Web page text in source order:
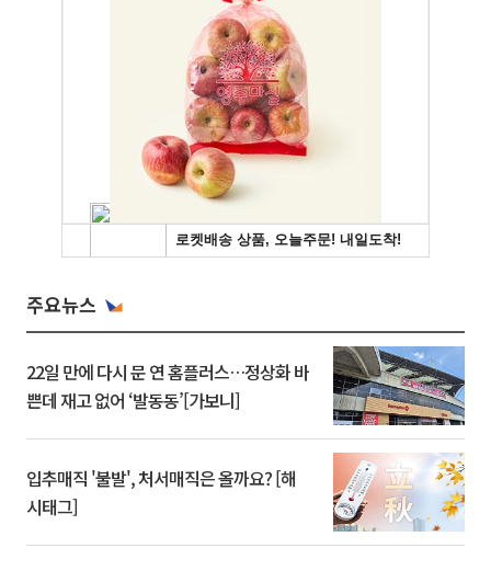
주요뉴스
22일 만에 다시 문 연 홈플러스…정상화 바
쁜데 재고 없어 ‘발동동’[가보니]
입추매직 '불발', 처서매직은 올까요? [해
시태그]